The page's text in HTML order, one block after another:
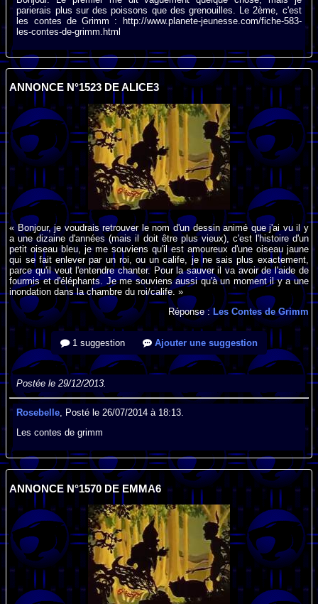
parierais plus sur des poissons que des grenouilles. Le 2ème, c'est
les contes de Grimm : http://www.planete-jeunesse.com/fiche-583-
les-contes-de-grimm.html
ANNONCE N°1523 DE ALICE3
« Bonjour, je voudrais retrouver le nom d'un dessin animé que j'ai vu il y
a une dizaine d'années (mais il doit être plus vieux), c'est l'histoire d'un
petit oiseau bleu, je me souviens qu'il est amoureux d'une oiseau jaune
qui se fait enlever par un roi, ou un calife, je ne sais plus exactement,
parce qu'il veut l'entendre chanter. Pour la sauver il va avoir de l'aide de
fourmis et d'éléphants. Je me souviens aussi qu'à un moment il y a une
inondation dans la chambre du roi/calife. »
Réponse : Les Contes de Grimm
1 suggestion Ajouter une suggestion
Postée le 29/12/2013.
Rosebelle , Posté le 26/07/2014 à 18:13.
Les contes de grimm
ANNONCE N°1570 DE EMMA6